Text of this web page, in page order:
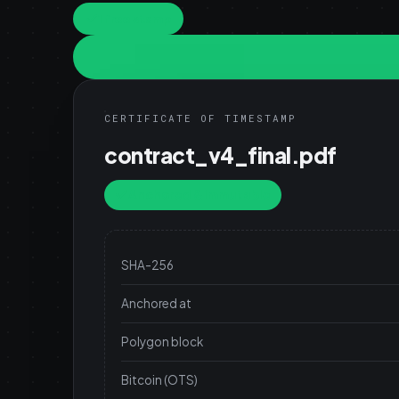
CERTIFICATE OF TIMESTAMP
contract_v4_final.pdf
SHA-256
Anchored at
Polygon block
Bitcoin (OTS)